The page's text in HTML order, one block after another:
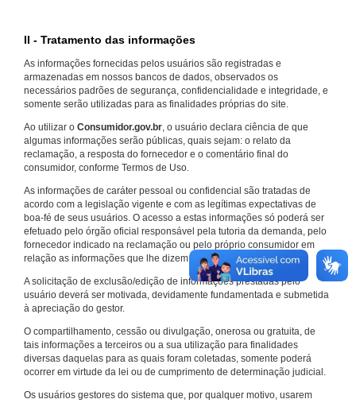
II - Tratamento das informações
As informações fornecidas pelos usuários são registradas e
armazenadas em nossos bancos de dados, observados os
necessários padrões de segurança, confidencialidade e integridade, e
somente serão utilizadas para as finalidades próprias do site.
Ao utilizar o Consumidor.gov.br, o usuário declara ciência de que
algumas informações serão públicas, quais sejam: o relato da
reclamação, a resposta do fornecedor e o comentário final do
consumidor, conforme Termos de Uso.
As informações de caráter pessoal ou confidencial são tratadas de
acordo com a legislação vigente e com as legítimas expectativas de
boa-fé de seus usuários. O acesso a estas informações só poderá ser
efetuado pelo órgão oficial responsável pela tutoria da demanda, pelo
fornecedor indicado na reclamação ou pelo próprio consumidor em
relação as informações que lhe dizem respeito.
A solicitação de exclusão/edição de informações prestadas pelo
usuário deverá ser motivada, devidamente fundamentada e submetida
à apreciação do gestor.
O compartilhamento, cessão ou divulgação, onerosa ou gratuita, de
tais informações a terceiros ou a sua utilização para finalidades
diversas daquelas para as quais foram coletadas, somente poderá
ocorrer em virtude da lei ou de cumprimento de determinação judicial.
Os usuários gestores do sistema que, por qualquer motivo, usarem